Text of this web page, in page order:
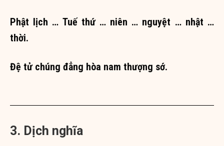
Phật lịch … Tuế thứ … niên … nguyệt … nhật …
thời.
Đệ tử chúng đẳng hòa nam thượng sớ.
3. Dịch nghĩa